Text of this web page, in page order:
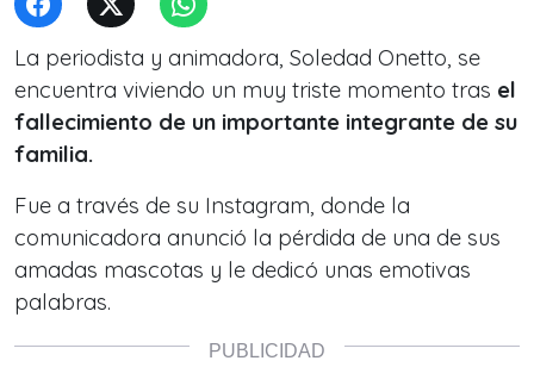
La periodista y animadora, Soledad Onetto, se
encuentra viviendo un muy triste momento tras el
fallecimiento de un importante integrante de su
familia.
Fue a través de su Instagram, donde la
comunicadora anunció la pérdida de una de sus
amadas mascotas y le dedicó unas emotivas
palabras.